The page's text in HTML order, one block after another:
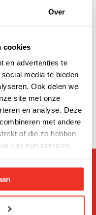
Over
cookies
en advertenties te
media te bieden
Ook delen we
site met onze
en analyse. Deze
met andere
of die ze hebben
van hun services.
met deprivacy voorwaarden
VERSTUUR